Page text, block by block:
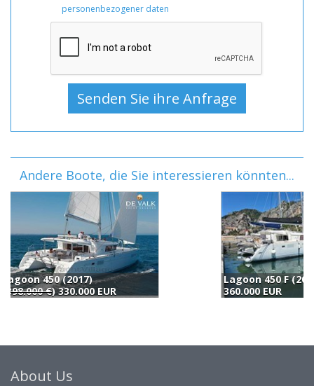
personenbezogener daten
Andere Boote, die Sie interessieren könnten...
Lagoon 450 F (2019)
360.000 EUR
About Us